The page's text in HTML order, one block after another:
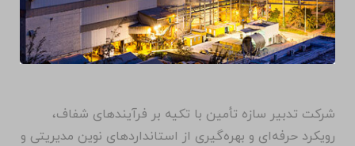
شرکت تدبیر سازه تأمین با تکیه بر فرآیندهای شفاف،
رویکرد حرفه‌ای و بهره‌گیری از استانداردهای نوین مدیریتی و